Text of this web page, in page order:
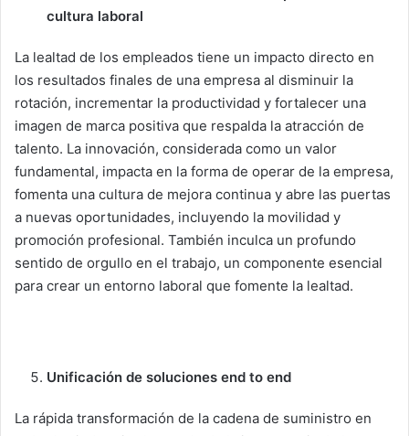
cultura laboral
La lealtad de los empleados tiene un impacto directo en
los resultados finales de una empresa al disminuir la
rotación, incrementar la productividad y fortalecer una
imagen de marca positiva que respalda la atracción de
talento. La innovación, considerada como un valor
fundamental, impacta en la forma de operar de la empresa,
fomenta una cultura de mejora continua y abre las puertas
a nuevas oportunidades, incluyendo la movilidad y
promoción profesional. También inculca un profundo
sentido de orgullo en el trabajo, un componente esencial
para crear un entorno laboral que fomente la lealtad.
Unificación de soluciones end to end
La rápida transformación de la cadena de suministro en